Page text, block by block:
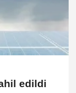
edildi